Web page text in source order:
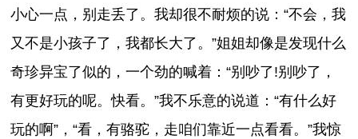
小心一点，别走丢了。我却很不耐烦的说：“不会，我
又不是小孩子了，我都长大了。”姐姐却像是发现什么
奇珍异宝了似的，一个劲的喊着：“别吵了!别吵了，
有更好玩的呢。快看。”我不乐意的说道：“有什么好
玩的啊”，“看，有骆驼，走咱们靠近一点看看。”我惊